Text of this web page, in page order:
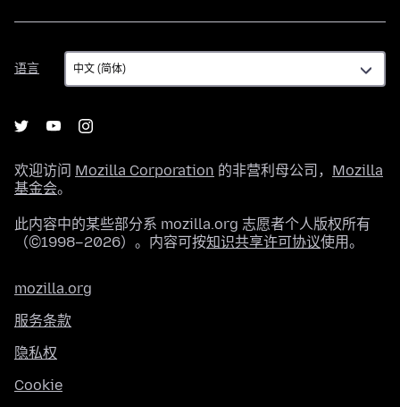
语言
语
言
欢迎访问 Mozilla Corporation 的非营利母公司， Mozilla
基金会。
此内容中的某些部分系 mozilla.org 志愿者个人版权所有
（©1998–2026）。内容可按知识共享许可协议使用。
mozilla.org
服务条款
隐私权
Cookie